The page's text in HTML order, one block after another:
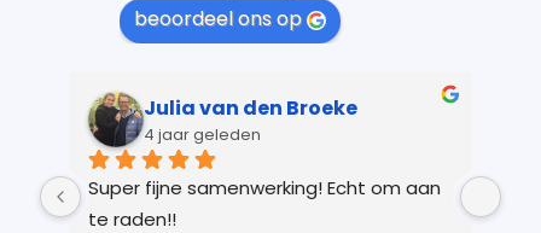
beoordeel ons op
Julia van den Broeke
4 jaar geleden
Super fijne samenwerking! Echt om aan
te raden!!